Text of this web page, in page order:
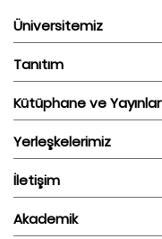
Üniversitemiz
Tanıtım
Kütüphane ve Yayınlar
Yerleşkelerimiz
İletişim
Akademik